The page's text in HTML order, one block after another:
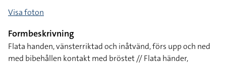
Visa foton
Formbeskrivning
Flata handen, vänsterriktad och inåtvänd, förs upp och ned
med bibehållen kontakt med bröstet // Flata händer,